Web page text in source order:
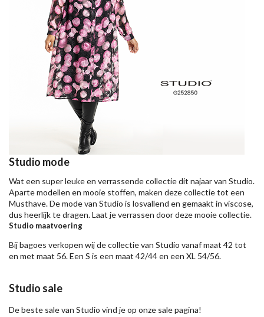
Studio mode
Wat een super leuke en verrassende collectie dit najaar van Studio.
Aparte modellen en mooie stoffen, maken deze collectie tot een
Musthave. De mode van Studio is losvallend en gemaakt in viscose,
dus heerlijk te dragen. Laat je verrassen door deze mooie collectie.
Studio maatvoering
Bij bagoes verkopen wij de collectie van Studio vanaf maat 42 tot
en met maat 56. Een S is een maat 42/44 en een XL 54/56.
Studio sale
De beste sale van Studio vind je op onze sale pagina!